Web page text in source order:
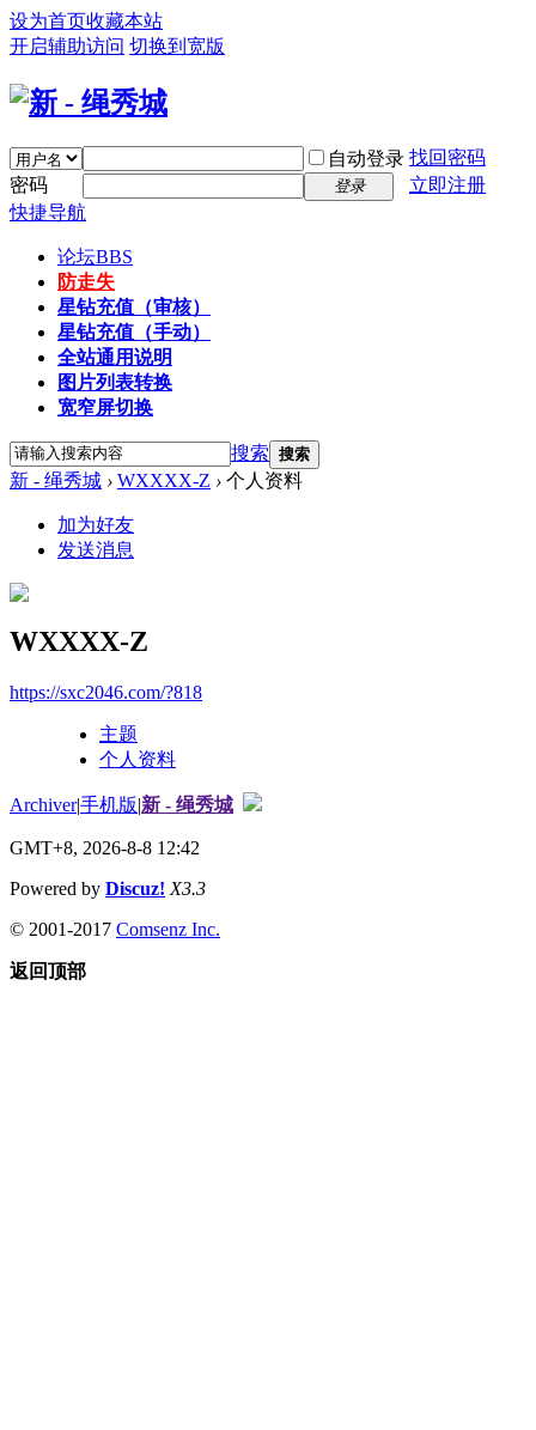
设为首页收藏本站
开启辅助访问 切换到宽版
自动登录 找回密码
密码
登录
立即注册
快捷导航
论坛BBS
防走失
星钻充值（审核）
星钻充值（手动）
全站通用说明
图片列表转换
宽窄屏切换
搜索 搜索
新 - 绳秀城 › WXXXX-Z › 个人资料
加为好友
发送消息
WXXXX-Z
https://sxc2046.com/?818
主题
个人资料
Archiver|手机版|新 - 绳秀城
GMT+8, 2026-8-8 12:42
Powered by Discuz! X3.3
© 2001-2017 Comsenz Inc.
返回顶部